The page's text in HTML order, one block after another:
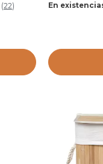
(22) En